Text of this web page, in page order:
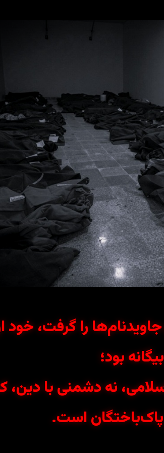
را گرفت، خود
بیگانه بود؛
نه دشمنی با دین،
است.